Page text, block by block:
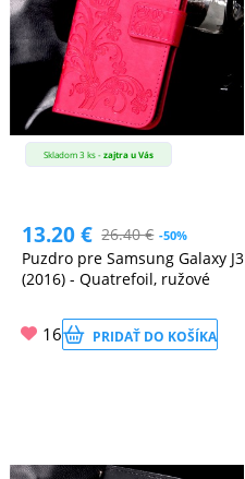
Skladom 3 ks -zajtra u Vás
13.20€ 26.40€ -50%
Puzdro pre Samsung Galaxy J3
(2016) - Quatrefoil, ružové
16 PRIDAŤ DO KOŠÍKA